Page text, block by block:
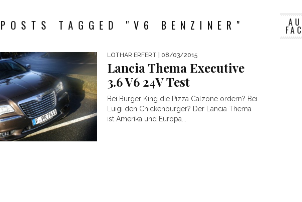
TAGGED "V6 BENZINER"
LOTHAR ERFERT | 08/03/2015
Lancia Thema Executive
3.6 V6 24V Test
Bei Burger King die Pizza Calzone ordern? Bei
Luigi den Chickenburger? Der Lancia Thema
ist Amerika und Europa...